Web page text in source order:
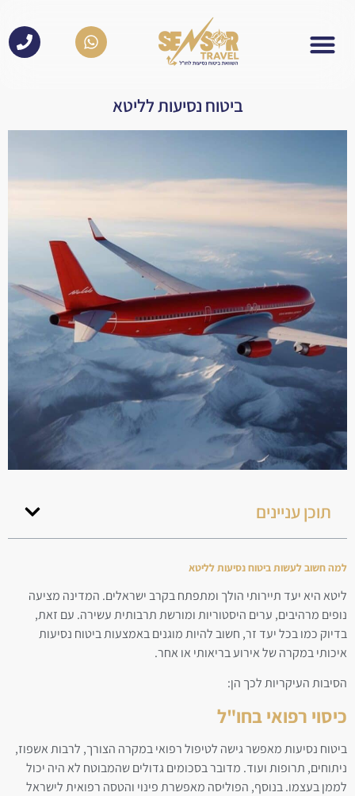
ביטוח נסיעות לליטא
תוכן עניינים
למה חשוב לעשות ביטוח נסיעות לליטא
ליטא היא יעד תיירותי הולך ומתפתח בקרב ישראלים. המדינה מציעה
נופים מרהיבים, ערים היסטוריות ומורשת תרבותית עשירה. עם זאת,
בדיוק כמו בכל יעד זר, חשוב להיות מוגנים באמצעות ביטוח נסיעות
איכותי במקרה של אירוע בריאותי או אחר.
הסיבות העיקריות לכך הן:
כיסוי רפואי בחו"ל
ביטוח נסיעות מאפשר גישה לטיפול רפואי במקרה הצורך, לרבות אשפוז,
ניתוחים, תרופות ועוד. מדובר בסכומים גדולים שהמבוטח לא היה יכול
לממן בעצמו. בנוסף, הפוליסה מאפשרת פינוי והטסה רפואית לישראל